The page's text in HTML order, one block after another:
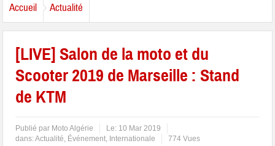
Accueil Actualité
[LIVE] Salon de la moto et du
Scooter 2019 de Marseille : Stand
de KTM
Publié par Moto Algérie Le: 10 Mar 2019
dans:Actualité, Événement, Internationale 774 Vues